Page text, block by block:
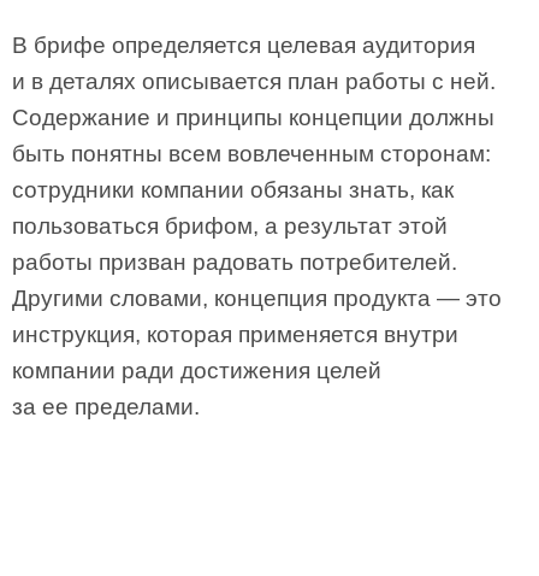
В брифе определяется целевая аудитория
и в деталях описывается план работы с ней.
Содержание и принципы концепции должны
быть понятны всем вовлеченным сторонам:
сотрудники компании обязаны знать, как
пользоваться брифом, а результат этой
работы призван радовать потребителей.
Другими словами, концепция продукта — это
инструкция, которая применяется внутри
компании ради достижения целей
за ее пределами.